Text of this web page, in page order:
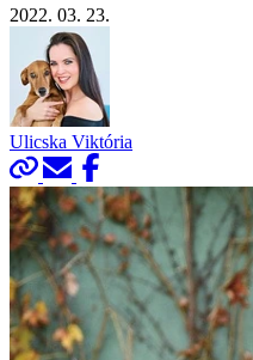
2022. 03. 23.
Ulicska Viktória